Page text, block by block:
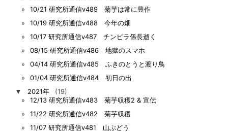
10/21 研究所通信v489 菊芋は常に豊作
10/19 研究所通信v488 今年の畑
10/17 研究所通信v487 チンピラ係長逝く
08/15 研究所通信v486 地獄のスマホ
04/14 研究所通信v485 ふきのとうと渡り鳥
01/04 研究所通信v484 初日の出
▼
2021年
(19)
12/13 研究所通信v483 菊芋収穫2 & 宣伝
11/22 研究所通信v482 菊芋収穫
11/07 研究所通信v481 山ぶどう